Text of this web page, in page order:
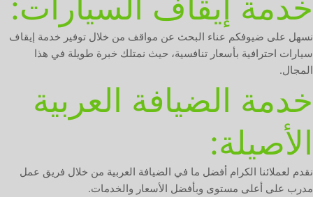
نسهل على ضيوفكم عناء البحث عن مواقف من خلال توفير خدمة إيقاف
سيارات احترافية بأسعار تنافسية، حيث نمتلك خبرة طويلة في هذا
المجال.
خدمة الضيافة العربية
الأصيلة:
نقدم لعملائنا الكرام أفضل ما في الضيافة العربية من خلال فريق عمل
مدرب على أعلى مستوى وبأفضل الأسعار والخدمات.